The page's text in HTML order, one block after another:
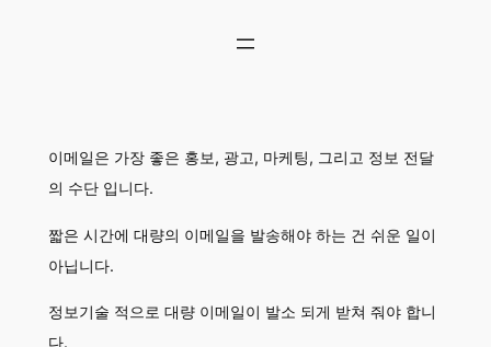
이메일은 가장 좋은 홍보, 광고, 마케팅, 그리고 정보 전달
의 수단 입니다.
짧은 시간에 대량의 이메일을 발송해야 하는 건 쉬운 일이
아닙니다.
정보기술 적으로 대량 이메일이 발소 되게 받쳐 줘야 합니
다.